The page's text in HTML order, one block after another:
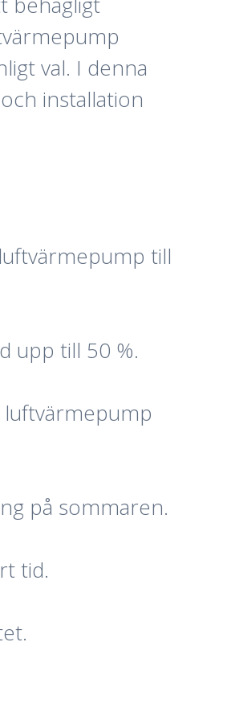
val. I denna
installation
till
upp till 50 %.
på sommaren.
tid.